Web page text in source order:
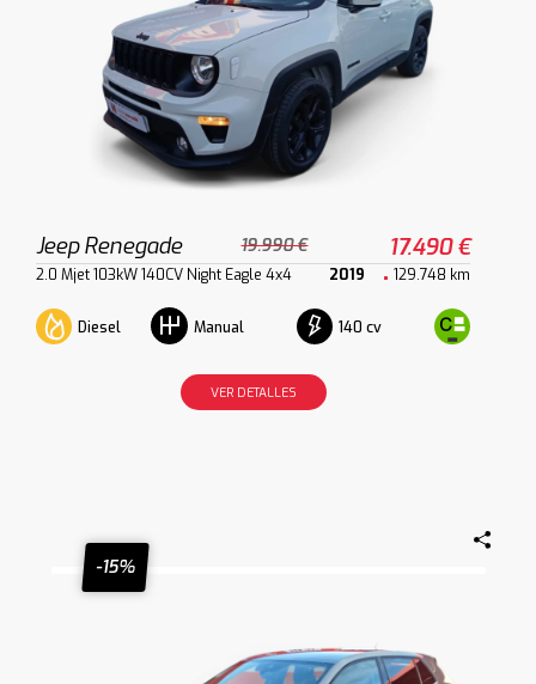
Jeep Renegade 19.990 € 17.490 €
2.0 Mjet 103kW 140CV Night Eagle 4x4 2019 129.748 km
Diesel Manual 140 cv
VER DETALLES
-15%